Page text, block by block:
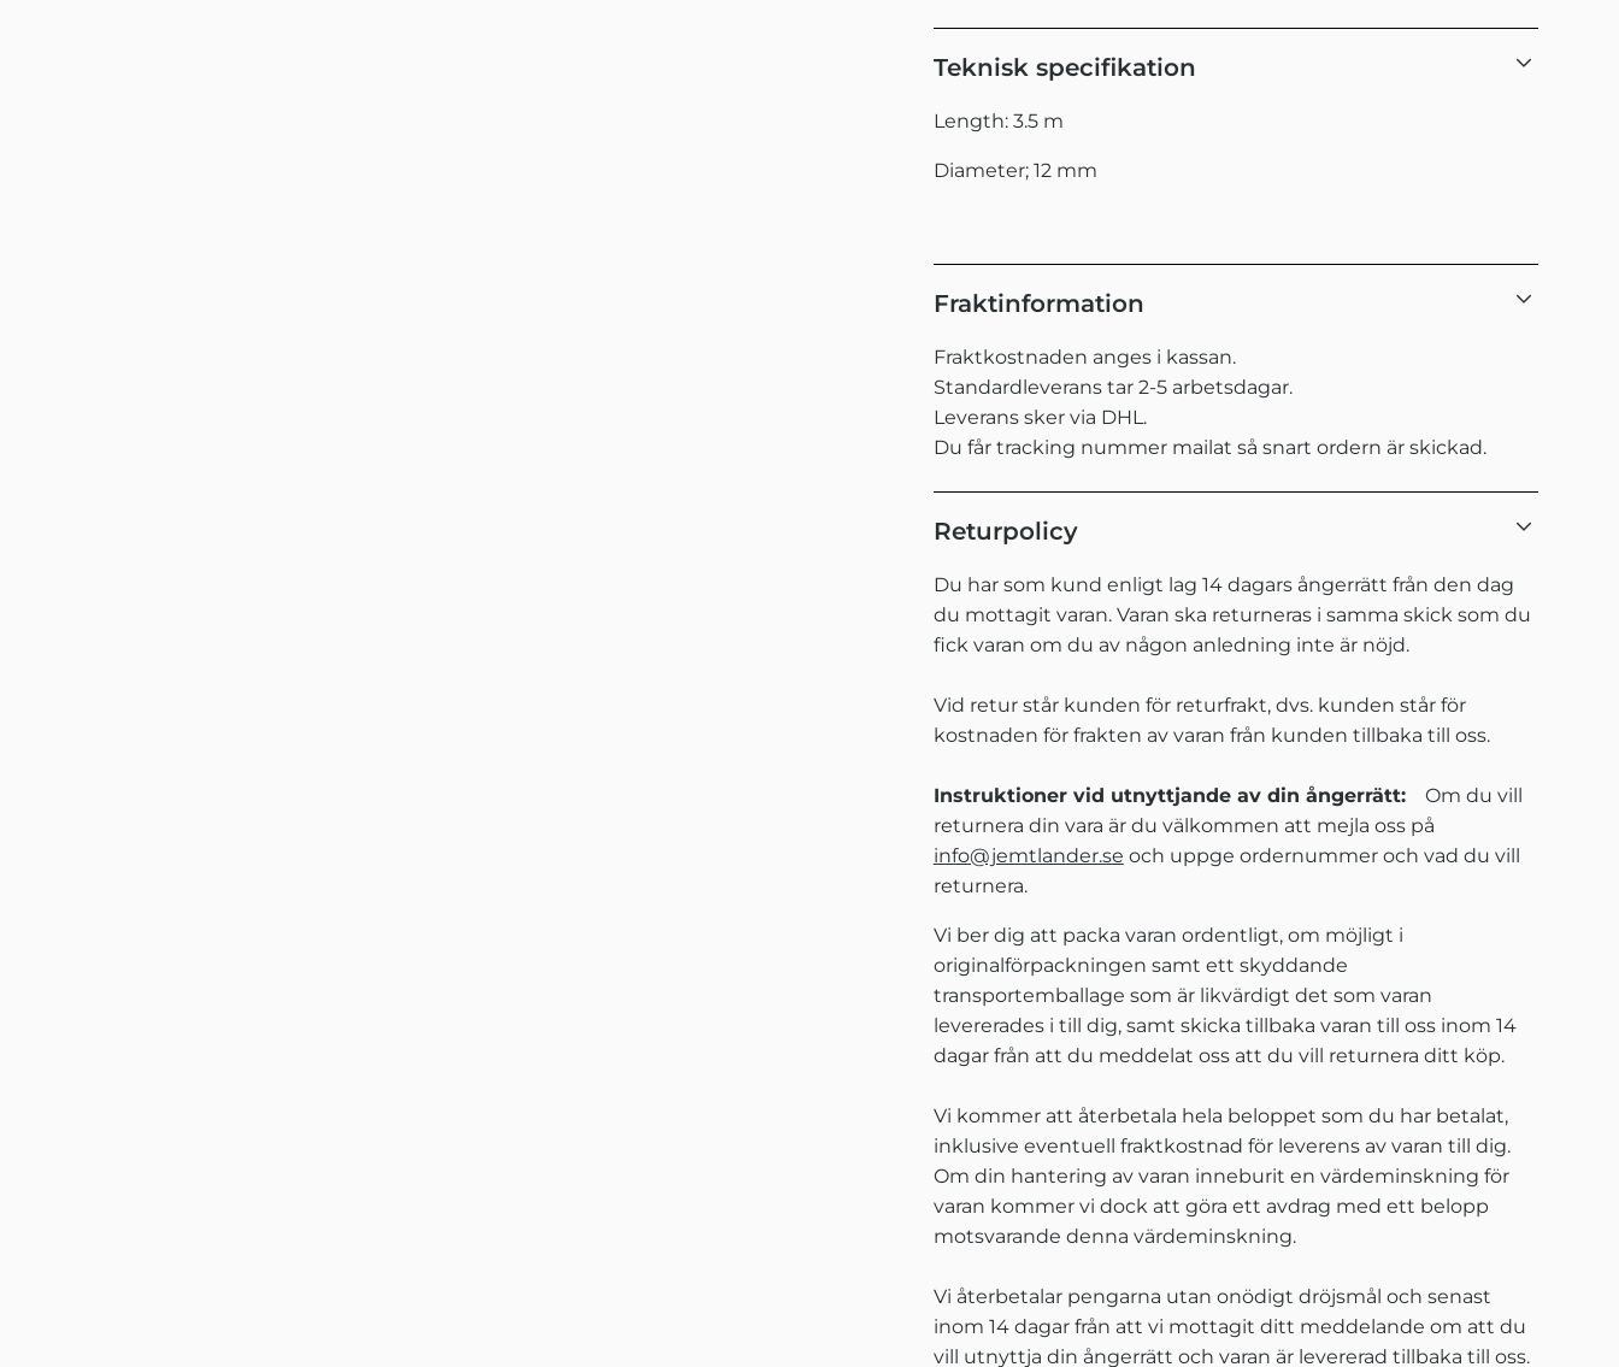
Teknisk specifikation
Length: 3.5 m
Diameter; 12 mm
Fraktinformation
Fraktkostnaden anges i kassan.
Standardleverans tar 2-5 arbetsdagar.
Leverans sker via DHL.
Du får tracking nummer mailat så snart ordern är skickad.
Returpolicy
Du har som kund enligt lag 14 dagars ångerrätt från den dag
du mottagit varan. Varan ska returneras i samma skick som du
fick varan om du av någon anledning inte är nöjd.
Vid retur står kunden för returfrakt, dvs. kunden står för
kostnaden för frakten av varan från kunden tillbaka till oss.
Instruktioner vid utnyttjande av din ångerrätt:Om du vill
returnera din vara är du välkommen att mejla oss på
info@jemtlander.se och uppge ordernummer och vad du vill
returnera.
Vi ber dig att packa varan ordentligt, om möjligt i
originalförpackningen samt ett skyddande
transportemballage som är likvärdigt det som varan
levererades i till dig, samt skicka tillbaka varan till oss inom 14
dagar från att du meddelat oss att du vill returnera ditt köp.
Vi kommer att återbetala hela beloppet som du har betalat,
inklusive eventuell fraktkostnad för leverens av varan till dig.
Om din hantering av varan inneburit en värdeminskning för
varan kommer vi dock att göra ett avdrag med ett belopp
motsvarande denna värdeminskning.
Vi återbetalar pengarna utan onödigt dröjsmål och senast
inom 14 dagar från att vi mottagit ditt meddelande om att du
vill utnyttja din ångerrätt och varan är levererad tillbaka till oss.